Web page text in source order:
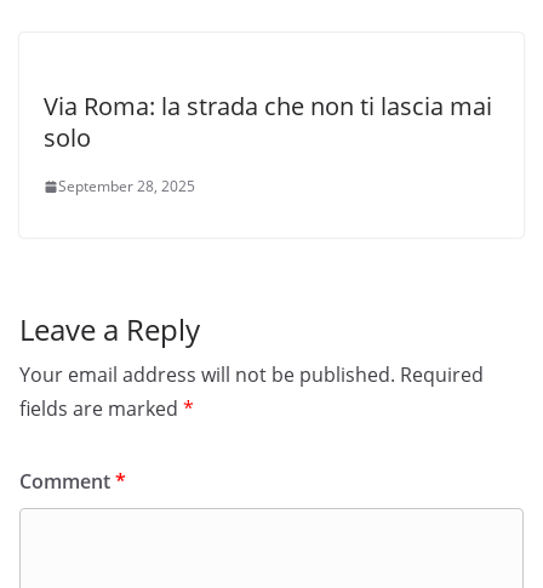
Via Roma: la strada che non ti lascia mai
solo
September 28, 2025
Leave a Reply
Your email address will not be published. Required
fields are marked *
Comment*